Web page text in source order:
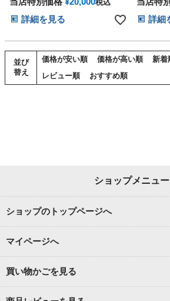
ニティ マタニティフォト パ
パ ママ ベイビー お父さん お
母さん クリスマス ハロウィ
気 端午の節句
税込
詳細を見る
オル オ
の子 乳
ケーキ
ゃん
パ マ
母さん
ン バレ
気
詳細
並び
替え
価格が安い順 価格が高い順 新着
レビュー順
おすすめ順
ショップメニュー
ショップのトップページへ
マイページへ
買い物かごを見る